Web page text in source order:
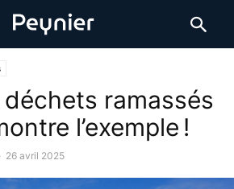
ramassés
l’exemple !
26 avril 2025